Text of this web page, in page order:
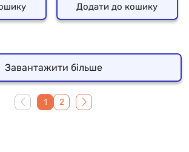
Додати до кошику
Завантажити більше
1 2